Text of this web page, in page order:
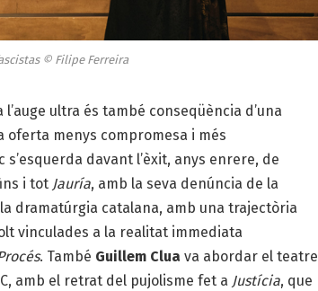
© Filipe Ferreira
ultra és també conseqüència d’una
oferta menys compromesa i més
davant l’èxit, anys enrere, de
i tot Jauría, amb la seva denúncia de la
dramatúrgia catalana, amb una trajectòria
vinculades a la realitat immediata
. També Guillem Clua va abordar el teatre
amb el retrat del pujolisme fet a Justícia, que